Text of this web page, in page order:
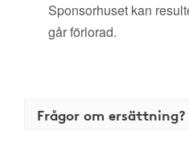
Sponsorhuset kan
går förlorad.
Frågor om ersättning?